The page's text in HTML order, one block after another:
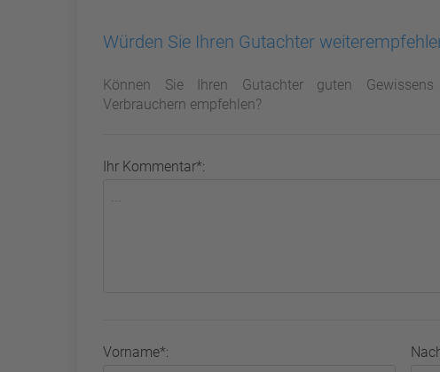
Würden Sie Ihren Gutachter
Können Sie Ihren Gutachter guten Gewissens
Verbrauchern empfehlen?
Ihr Kommentar*:
Vorname*: